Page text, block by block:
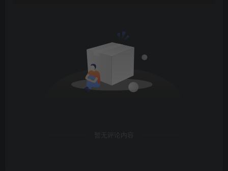
暂无评论内容